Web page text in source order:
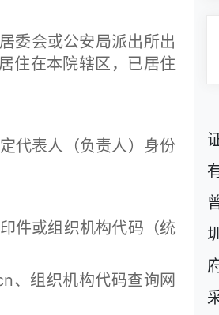
会或公安局派出所出
住在本院辖区，已居住
表人（负责人）身份
或组织机构代码（统
组织机构代码查询网